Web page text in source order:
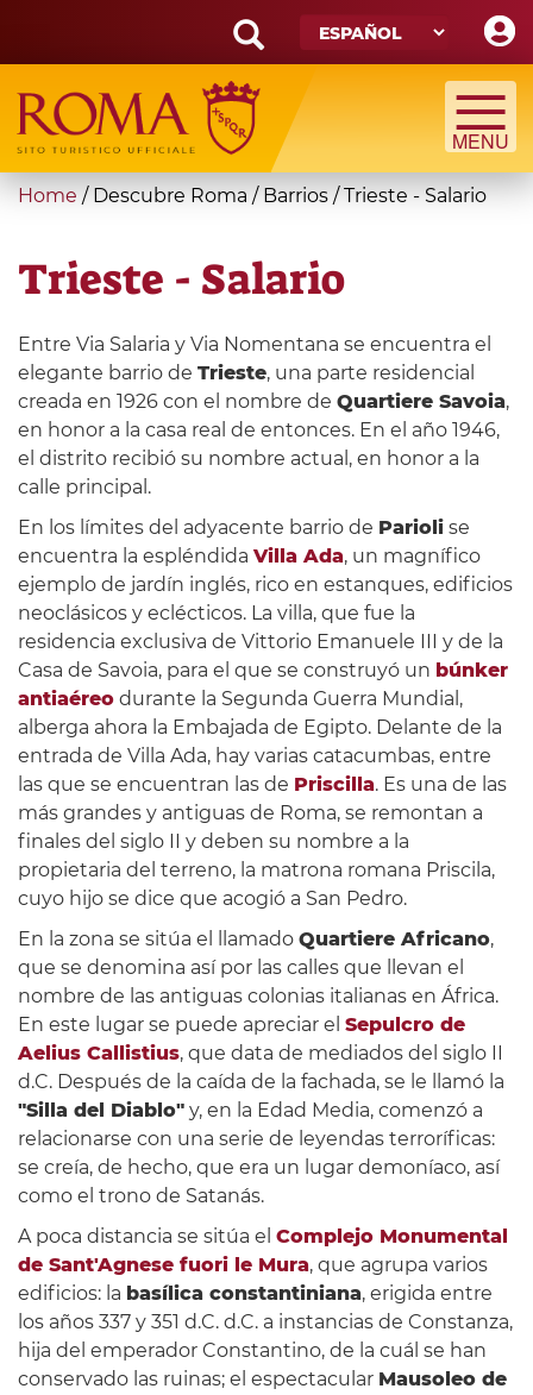
main
content
Search
form
Búsqueda
You
here
Home / Descubre Roma / Barrios /Trieste - Salario
Trieste - Salario
Entre Via Salaria y Via Nomentana se encuentra el
elegante barrio de Trieste, una parte residencial
creada en 1926 con el nombre de Quartiere Savoia,
en honor a la casa real de entonces. En el año 1946,
el distrito recibió su nombre actual, en honor a la
calle principal.
En los límites del adyacente barrio de Parioli se
encuentra la espléndida Villa Ada, un magnífico
ejemplo de jardín inglés, rico en estanques, edificios
neoclásicos y eclécticos. La villa, que fue la
residencia exclusiva de Vittorio Emanuele III y de la
Casa de Savoia, para el que se construyó un búnker
antiaéreo durante la Segunda Guerra Mundial,
alberga ahora la Embajada de Egipto. Delante de la
entrada de Villa Ada, hay varias catacumbas, entre
las que se encuentran las de Priscilla. Es una de las
más grandes y antiguas de Roma, se remontan a
finales del siglo II y deben su nombre a la
propietaria del terreno, la matrona romana Priscila,
cuyo hijo se dice que acogió a San Pedro.
En la zona se sitúa el llamado Quartiere Africano,
que se denomina así por las calles que llevan el
nombre de las antiguas colonias italianas en África.
En este lugar se puede apreciar el Sepulcro de
Aelius Callistius, que data de mediados del siglo II
d.C. Después de la caída de la fachada, se le llamó la
"Silla del Diablo" y, en la Edad Media, comenzó a
relacionarse con una serie de leyendas terroríficas:
se creía, de hecho, que era un lugar demoníaco, así
como el trono de Satanás.
A poca distancia se sitúa el Complejo Monumental
de Sant'Agnese fuori le Mura, que agrupa varios
edificios: la basílica constantiniana, erigida entre
los años 337 y 351 d.C. d.C. a instancias de Constanza,
hija del emperador Constantino, de la cuál se han
conservado las ruinas; el espectacular Mausoleo de